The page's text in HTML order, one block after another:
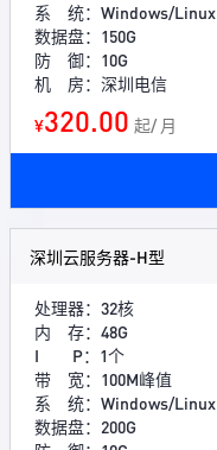
系 统：Windows/Linux
数据盘：150G
防 御：10G
机 房：深圳电信
¥320.00 起/ 月
深圳云服务器-H型
处理器：32核
内 存：48G
I P：1个
带 宽：100M峰值
系 统：Windows/Linux
数据盘：200G